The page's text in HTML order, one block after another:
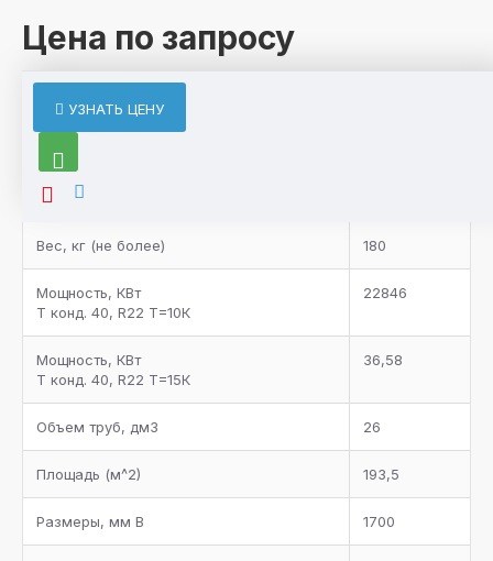
Цена по запросу
УЗНАТЬ ЦЕНУ
ХАРАКТЕРИСТИКИ
Характеристики товара
Bентилятор, n х мм
Bес, кг (не более) 180
Мощность, КВт
Т конд. 40, R22 Т=10К
22846
Мощность, КВт
Т конд. 40, R22 Т=15К
36,58
Объем труб, дм3 26
Площадь (м^2) 193,5
Размеры, мм B 1700